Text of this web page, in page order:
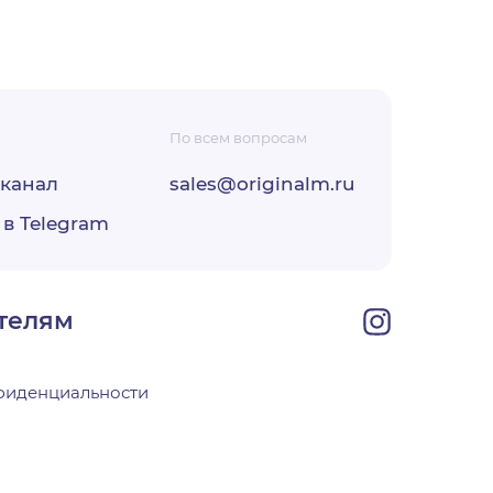
«О
Telegram
По всем вопросам
sales@originalm.ru